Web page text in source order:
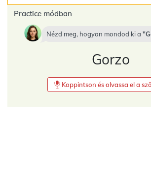
Practice módban
Nézd meg, hogyan mondod ki a
Gorzo
Koppintson és olvassa el a